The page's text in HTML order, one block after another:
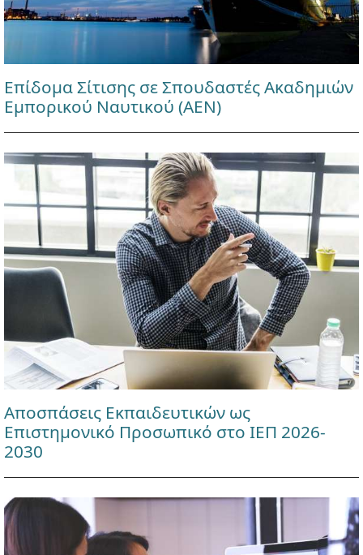
Επίδομα Σίτισης σε Σπουδαστές Ακαδημιών
Εμπορικού Ναυτικού (ΑΕΝ)
Αποσπάσεις Εκπαιδευτικών ως
Επιστημονικό Προσωπικό στο ΙΕΠ 2026-
2030